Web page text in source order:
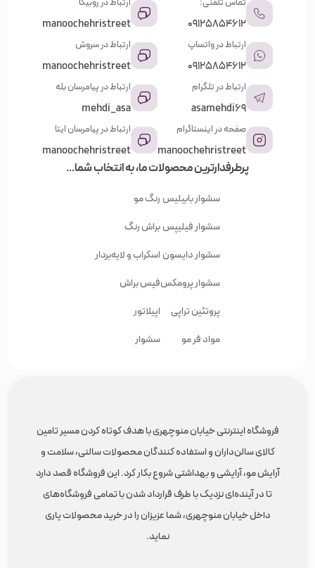
09125854612
ارتباط در واتساپ
09125854612
ارتباط در تلگرام
asamehdi69
صفحه در اینستاگرام
manoochehristreet
manoochehristreet
ارتباط در سروش
manoochehristreet
ارتباط در پیامرسان بله
mehdi_asa
ارتباط در پیامرسان ایتا
manoochehristreet
پرطرفدارترین محصولات ما، به انتخاب شما...
سشوار بابیلیس
سشوار فیلیپس
سشوار دایسون
سشوار پرومکس
پروتئین تراپی
مواد فر مو
رنگ مو
براش رنگ
اسکراب و لایه‌بردار
فیس براش
اپیلاتور
سشوار
فروشگاه اینترنتی خیابان منوچهری با هدف کوتاه کردن مسیر تامین
کالای سالن‌داران و استفاده کنندگان محصولات سالنی، سلامت و
آرایش مو، آرایشی و بهداشتی شروع بکار کرد. این فروشگاه قصد دارد
تا در آینده‌ای نزدیک با طرف قرارداد شدن با تمامی فروشگاه‌های
داخل خیابان منوچهری، شما عزیزان را در خرید محصولات یاری
نماید.